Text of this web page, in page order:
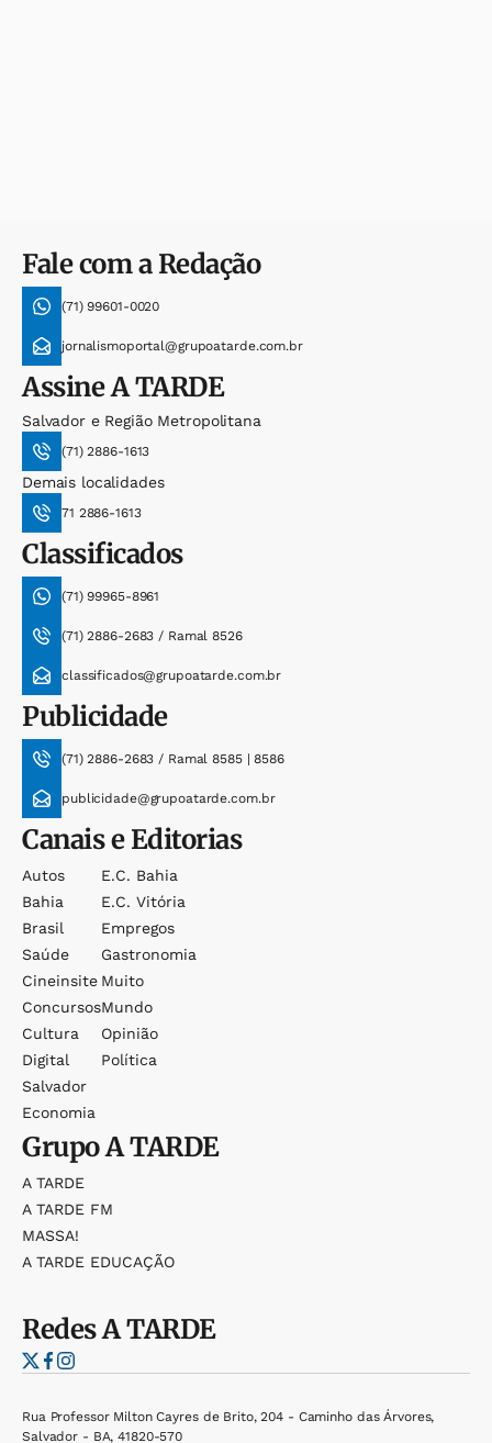
Fale com a Redação
(71) 99601-0020
jornalismoportal@grupoatarde.com.br
AssineA TARDE
Salvador e Região Metropolitana
(71) 2886-1613
Demais localidades
71 2886-1613
Classificados
(71) 99965-8961
(71) 2886-2683 / Ramal 8526
classificados@grupoatarde.com.br
Publicidade
(71) 2886-2683 / Ramal 8585 | 8586
publicidade@grupoatarde.com.br
Canais e Editorias
Autos
Bahia
Brasil
Saúde
Cineinsite
Concursos
Cultura
Digital
Salvador
Economia
E.c. Bahia
E.c. Vitória
Empregos
Gastronomia
Muito
Mundo
Opinião
Política
GrupoA TARDE
A TARDE
A TARDE FM
MASSA!
A TARDE EDUCAÇÃO
RedesA TARDE
Rua Professor Milton Cayres de Brito, 204 - Caminho das Árvores,
Salvador - BA, 41820-570